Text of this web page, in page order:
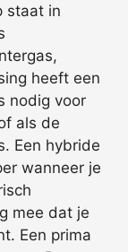
staat in
heeft een
nodig voor
als de
Een hybride
wanneer je
mee dat je
Een prima